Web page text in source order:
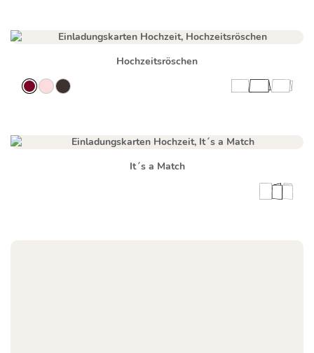
Hochzeitsröschen
It´s a Match